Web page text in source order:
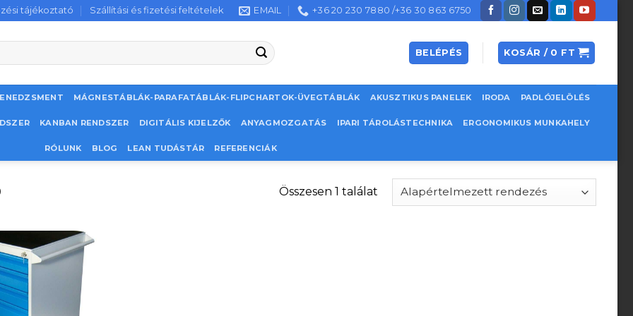
tájékoztató Szállítási és fizetési feltételek EMAIL +36 20 230 7880 /+36 30 863 6750
BELÉPÉS KOSÁR / 0 FT
MÁGNESTÁBLÁK-PARAFATÁBLÁK-FLIPCHARTOK-ÜVEGTÁBLÁK AKUSZTIKUS PANELEK IRODA PADLÓJELÖLÉS
KANBAN RENDSZER DIGITÁLIS KIJELZŐK ANYAGMOZGATÁS IPARI TÁROLÁSTECHNIKA ERGONOMIKUS MUNKAHELY
RÓLUNK BLOG LEAN TUDÁSTÁR REFERENCIÁK
Összesen 1 találat